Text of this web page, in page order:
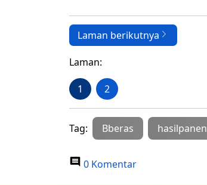
Laman berikutnya
Laman:
1 2
Tag: Bberas hasilpanen
0 Komentar